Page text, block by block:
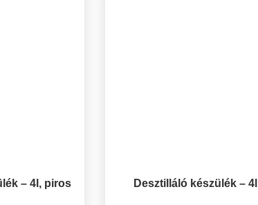
– 4l, piros Desztilláló készülék – 4l